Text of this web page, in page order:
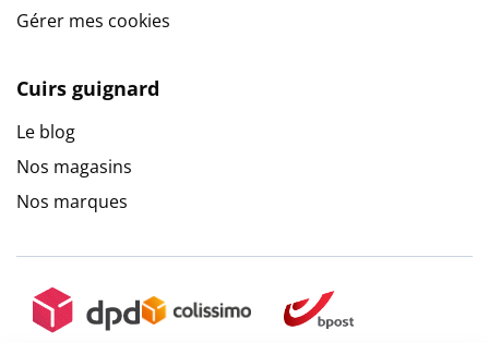
Gérer mes cookies
Cuirs guignard
Le blog
Nos magasins
Nos marques